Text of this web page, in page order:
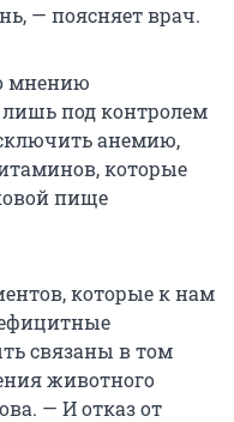
— поясняет врач.
мнению
под контролем
анемию,
которые
пище
которые к нам
связаны в том
животного
— И отказ от